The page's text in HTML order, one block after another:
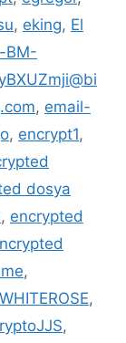
, eking, El
BM-
, email-
, encrypt1,
dosya
, encrypted
,
,
,